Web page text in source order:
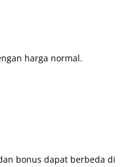
harga normal.
bonus dapat berbeda di